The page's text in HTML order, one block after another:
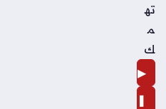
ته
م
ك
▶
❚